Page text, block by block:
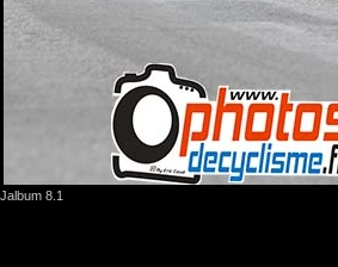
Jalbum 8.1